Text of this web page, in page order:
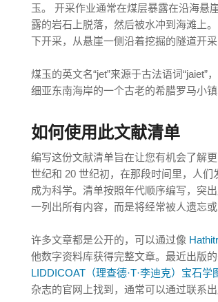
玉。 开采作业通常在煤层暴露在沿海悬
露的岩石上脱落，然后被水冲到海滩上
下开采，从悬崖一侧沿着挖掘的隧道开
煤玉的英文名“jet”来源于古法语词“jaiet”
细亚东南海岸的一个古老的希腊罗马小
如何使用此文献清单
编写这份文献清单旨在让您有机会了解
世纪和 20 世纪初，在那段时间里，人
成为科学。清单按照年代顺序编写，突
一列出所有内容，而是将经常被人遗忘
许多文章都是公开的，可以通过像
他数字资料库获得完整文章。最近出版
LIDDICOAT（理查德·T·李迪克）宝石学
杂志的官网上找到，通常可以通过联系出